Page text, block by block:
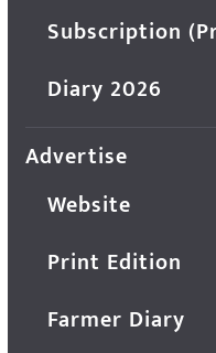
Subscription
Diary 2026
Advertise
Website
Print Edition
Farmer Diary